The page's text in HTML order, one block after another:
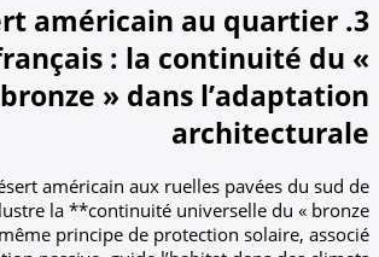
3. Du désert américain
pavé français : la
bronze » dans
La transition du désert américain aux ruelles
la France illustre la **continuité
moderne »** : le même principe de